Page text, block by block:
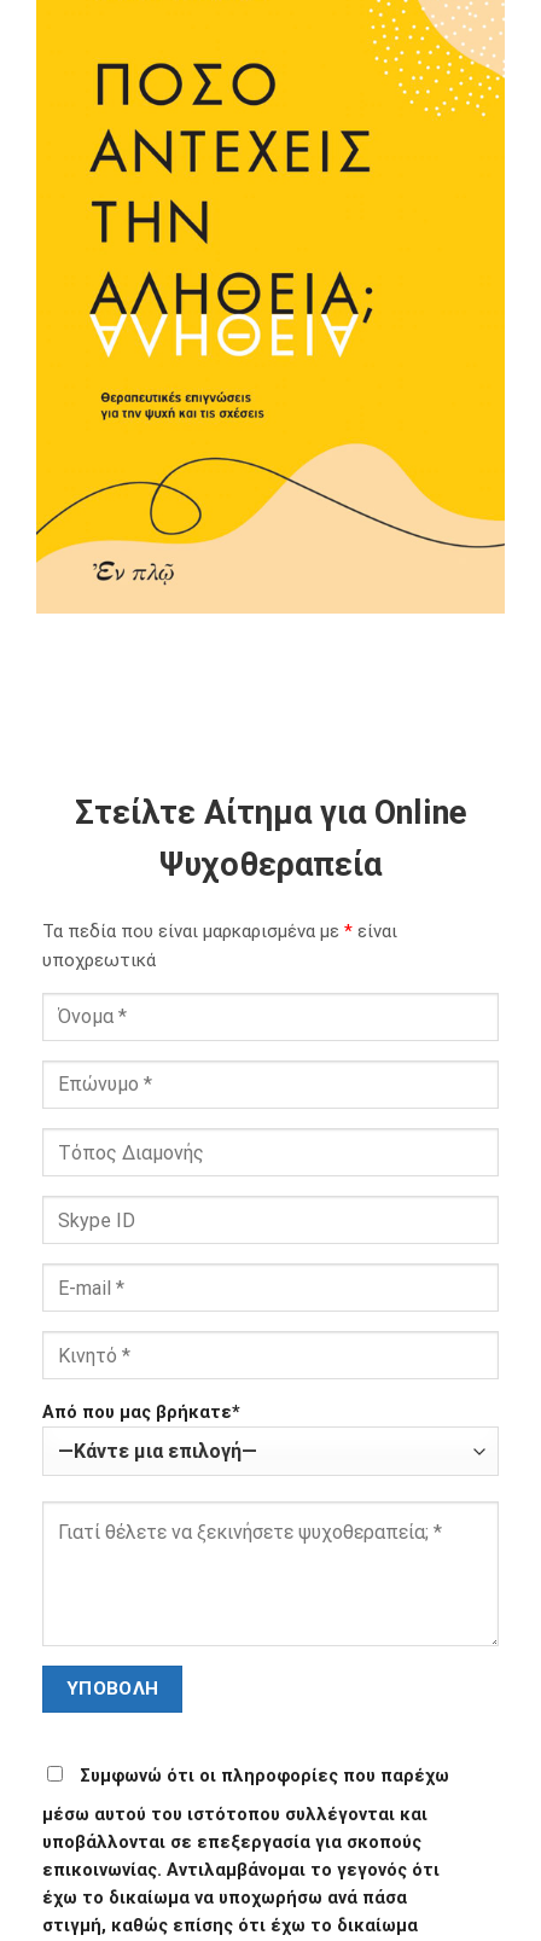
Στείλτε Αίτημα για Online
Ψυχοθεραπεία
Τα πεδία που είναι μαρκαρισμένα με * είναι
υποχρεωτικά
Από που μας βρήκατε*
Συμφωνώ ότι οι πληροφορίες που παρέχω
μέσω αυτού του ιστότοπου συλλέγονται και
υποβάλλονται σε επεξεργασία για σκοπούς
επικοινωνίας. Αντιλαμβάνομαι το γεγονός ότι
έχω το δικαίωμα να υποχωρήσω ανά πάσα
στιγμή, καθώς επίσης ότι έχω το δικαίωμα